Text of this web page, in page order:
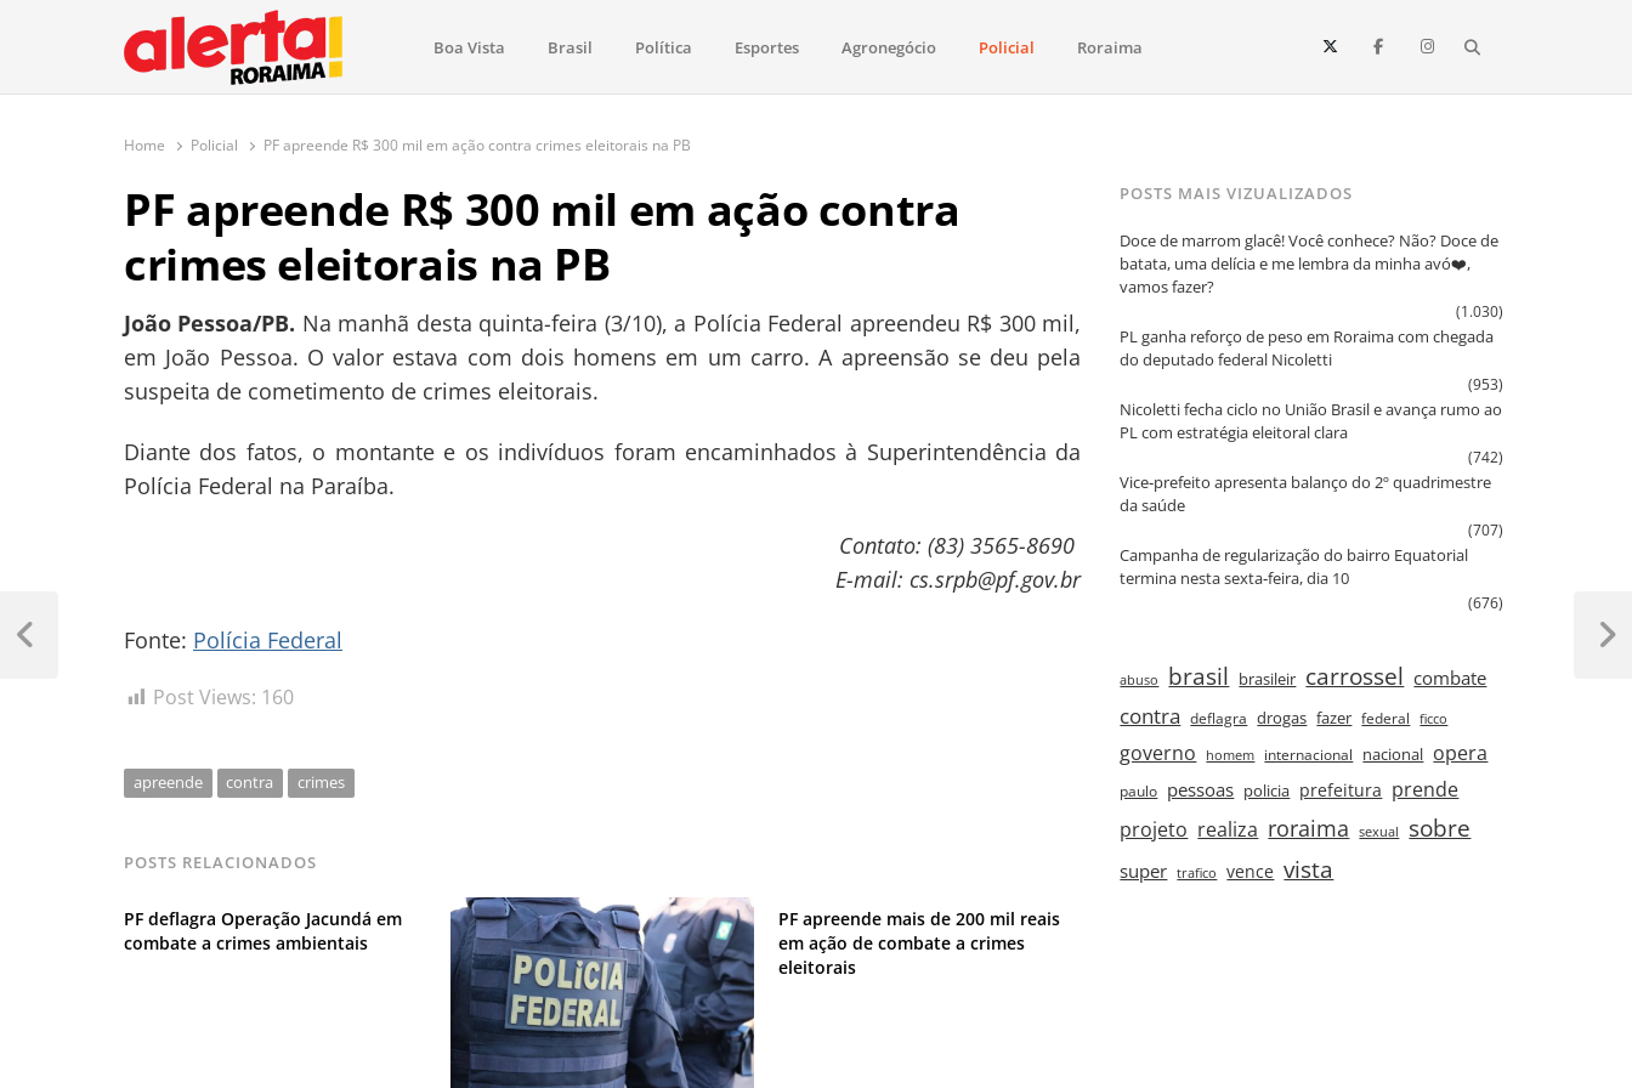
O maior portal de notícias de Roraima
O Alerta Roraima é seu portal de notícias completo sobre política, saúde, esportes, economia e os principais acontecimentos de Boa Vista e todo o estado de Roraima. Fique sempre informado
Boa Vista Brasil Política Esportes Agronegócio Policial Roraima
Home Policial PF apreende R$ 300 mil em ação contra crimes eleitorais na PB
PF apreende R$ 300 mil em ação contra
crimes eleitorais na PB
João Pessoa/PB. Na manhã desta quinta-feira (3/10), a Polícia Federal apreendeu R$ 300 mil,
em João Pessoa. O valor estava com dois homens em um carro. A apreensão se deu pela
suspeita de cometimento de crimes eleitorais.
Diante dos fatos, o montante e os indivíduos foram encaminhados à Superintendência da
Polícia Federal na Paraíba.
Contato: (83) 3565-8690
E-mail: cs.srpb@pf.gov.br
Fonte: Polícia Federal
Post Views: 160
apreende contra crimes
POSTS RELACIONADOS
PF deflagra Operação Jacundá em
combate a crimes ambientais
PF apreende mais de 200 mil reais
em ação de combate a crimes
eleitorais
Navegação
de
Previous
Next
POSTS MAIS VIZUALIZADOS
Doce de marrom glacê! Você conhece? Não? Doce de
batata, uma delícia e me lembra da minha avó❤️,
vamos fazer?
(1.030)
PL ganha reforço de peso em Roraima com chegada
do deputado federal Nicoletti
(953)
Nicoletti fecha ciclo no União Brasil e avança rumo ao
PL com estratégia eleitoral clara
(742)
Vice‑prefeito apresenta balanço do 2º quadrimestre
da saúde
(707)
Campanha de regularização do bairro Equatorial
termina nesta sexta‑feira, dia 10
(676)
abuso brasil brasileir carrossel combate
contra deflagra drogas fazer federal ficco
governo homem internacional nacional opera
paulo pessoas policia prefeitura prende
projeto realiza roraima sexual sobre
super trafico vence vista